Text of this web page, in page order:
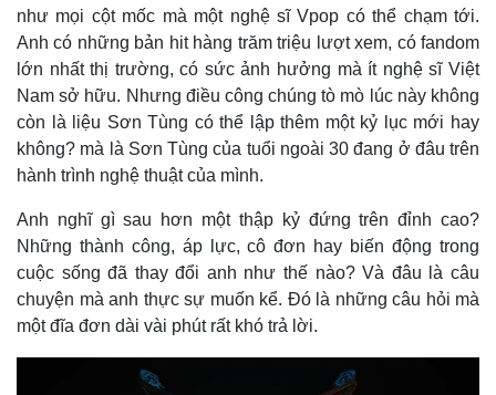
Quân sự - Quốc phòng
như mọi cột mốc mà một nghệ sĩ Vpop có thể chạm tới.
Anh có những bản hit hàng trăm triệu lượt xem, có fandom
lớn nhất thị trường, có sức ảnh hưởng mà ít nghệ sĩ Việt
Nam sở hữu. Nhưng điều công chúng tò mò lúc này không
còn là liệu Sơn Tùng có thể lập thêm một kỷ lục mới hay
không? mà là Sơn Tùng của tuổi ngoài 30 đang ở đâu trên
hành trình nghệ thuật của mình.
Anh nghĩ gì sau hơn một thập kỷ đứng trên đỉnh cao?
Những thành công, áp lực, cô đơn hay biến động trong
cuộc sống đã thay đổi anh như thế nào? Và đâu là câu
chuyện mà anh thực sự muốn kể. Đó là những câu hỏi mà
một đĩa đơn dài vài phút rất khó trả lời.